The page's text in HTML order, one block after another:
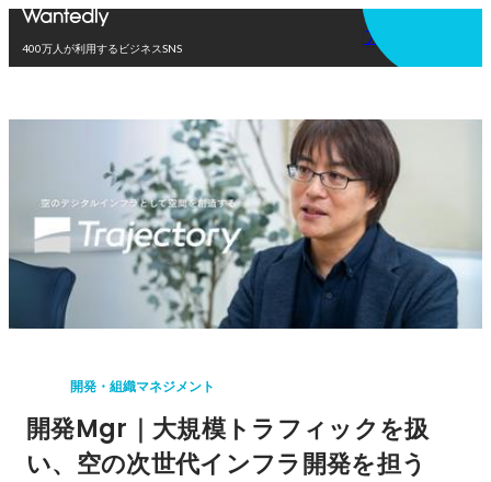
400万人が利用するビジネスSNS
アプリを使う
開発・組織マネジメント
開発Mgr｜大規模トラフィックを扱
い、空の次世代インフラ開発を担う